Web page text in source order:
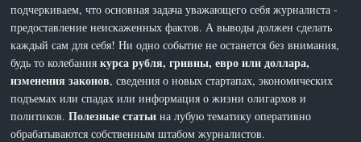
подчеркиваем, что основная задача уважающего себя журналиста -
предоставление неискаженных фактов. А выводы должен сделать
каждый сам для себя! Ни одно событие не останется без внимания,
будь то колебаниякурса рубля, гривны, евро или доллара,
изменения законов, сведения о новых стартапах, экономических
подъемах или спадах или информация о жизни олигархов и
политиков.Полезные статьи на лубую тематику оперативно
обрабатываются собственным штабом журналистов.